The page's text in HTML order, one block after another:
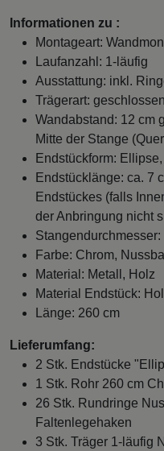
Informationen zu :
Montageart:
Laufanzahl: 1-läufig
Ausstattung: inkl.
Trägerart:
Wandabstand: 12 cm
Mitte der Stange
Endstückform:
Endstücklänge: ca. 7
Endstückes (falls
der Anbringung nicht
Stangendurchmesser:
Farbe: Chrom,
Material: Metall, Holz
Material Endstück:
Länge: 260 cm
Lieferumfang:
2 Stk. Endstücke
1 Stk. Rohr 260 cm
26 Stk. Rundringe
Faltenlegehaken
3 Stk. Träger 1-läufig